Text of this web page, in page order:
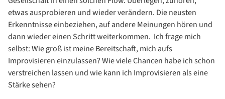
etwas ausprobieren und wieder verändern. Die neusten
Erkenntnisse einbeziehen, auf andere Meinungen hören und
dann wieder einen Schritt weiterkommen. Ich frage mich
selbst: Wie groß ist meine Bereitschaft, mich aufs
Improvisieren einzulassen? Wie viele Chancen habe ich schon
verstreichen lassen und wie kann ich Improvisieren als eine
Stärke sehen?